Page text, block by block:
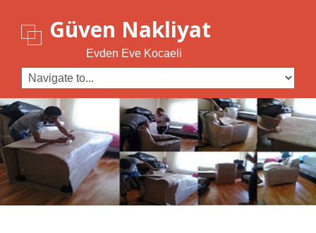
Güven Nakliyat
Evden Eve Kocaeli